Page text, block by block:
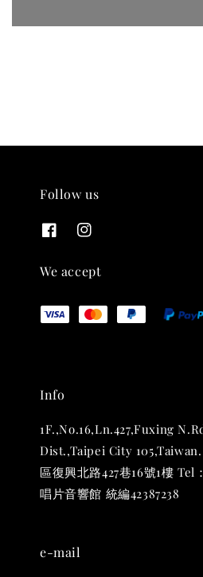
Follow us
We accept
Info
1F.,No.16,Ln.427,Fuxing
Dist.,Taipei City
區復興北路427巷16號1樓
唱片音響館 統編42387238
e-mail